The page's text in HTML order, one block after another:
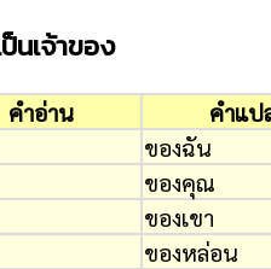
นเจ้าของ
คำอ่าน
คำแป
ของฉัน
ของคุณ
ของเขา
ของหล่อน